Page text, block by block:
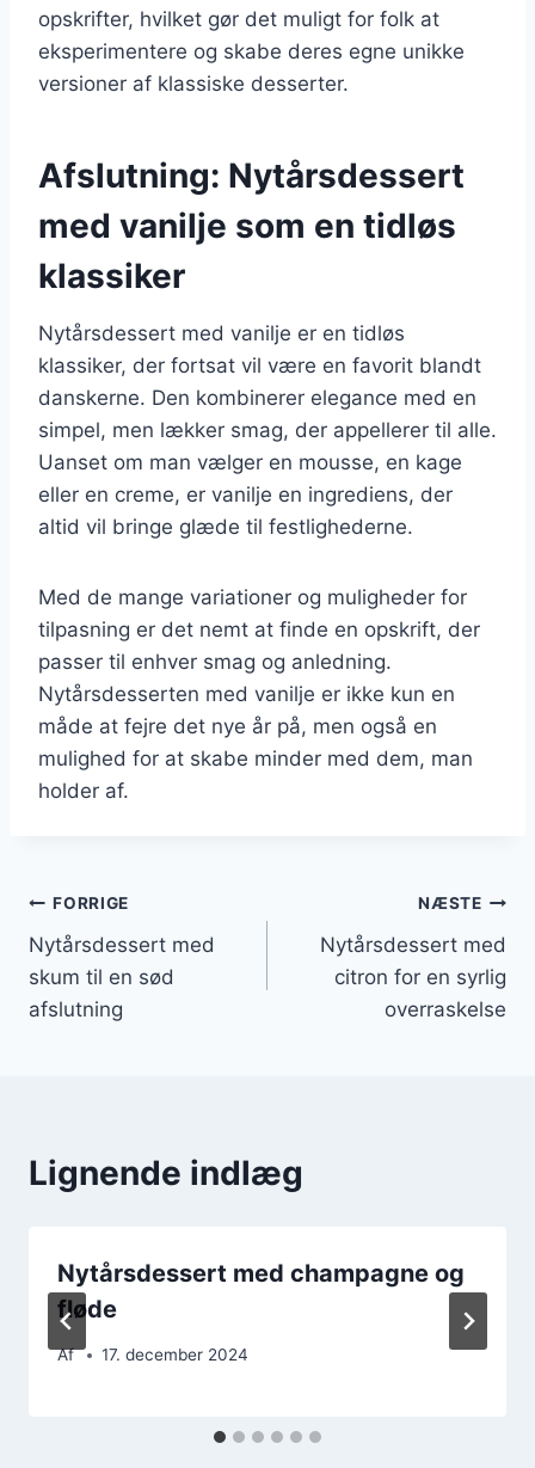
opskrifter, hvilket gør det muligt for folk at
eksperimentere og skabe deres egne unikke
versioner af klassiske desserter.
Afslutning: Nytårsdessert
med vanilje som en tidløs
klassiker
Nytårsdessert med vanilje er en tidløs
klassiker, der fortsat vil være en favorit blandt
danskerne. Den kombinerer elegance med en
simpel, men lækker smag, der appellerer til alle.
Uanset om man vælger en mousse, en kage
eller en creme, er vanilje en ingrediens, der
altid vil bringe glæde til festlighederne.
Med de mange variationer og muligheder for
tilpasning er det nemt at finde en opskrift, der
passer til enhver smag og anledning.
Nytårsdesserten med vanilje er ikke kun en
måde at fejre det nye år på, men også en
mulighed for at skabe minder med dem, man
holder af.
Indlægsnavigation
FORRIGE
Nytårsdessert med
skum til en sød
afslutning
NÆSTE
Nytårsdessert med
citron for en syrlig
overraskelse
Lignende indlæg
Nytårsdessert med champagne og
fløde
Af 17. december 2024